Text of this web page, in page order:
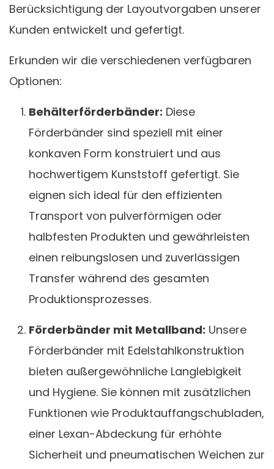
Berücksichtigung der Layoutvorgaben unserer
Kunden entwickelt und gefertigt.
Erkunden wir die verschiedenen verfügbaren
Optionen:
Behälterförderbänder: Diese
Förderbänder sind speziell mit einer
konkaven Form konstruiert und aus
hochwertigem Kunststoff gefertigt. Sie
eignen sich ideal für den effizienten
Transport von pulverförmigen oder
halbfesten Produkten und gewährleisten
einen reibungslosen und zuverlässigen
Transfer während des gesamten
Produktionsprozesses.
Förderbänder mit Metallband: Unsere
Förderbänder mit Edelstahlkonstruktion
bieten außergewöhnliche Langlebigkeit
und Hygiene. Sie können mit zusätzlichen
Funktionen wie Produktauffangschubladen,
einer Lexan-Abdeckung für erhöhte
Sicherheit und pneumatischen Weichen zur